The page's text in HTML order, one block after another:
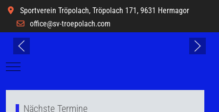
Sportverein Tröpolach, Tröpolach 171, 9631 Hermagor
office@sv-troepolach.com
Mobile Menu Toggle
Nächste Termine